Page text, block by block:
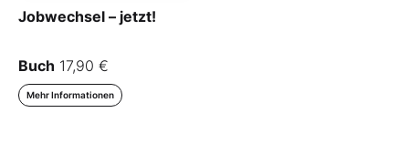
Jobwechsel – jetzt!
Buch 17,90 €
Mehr Informationen